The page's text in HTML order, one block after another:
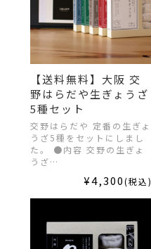
【送料無料】大阪 交
野はらだや生ぎょうざ
5種セット
交野はらだや 定番の生ぎょ
うざ5種をセットにしまし
た。 ●内容 交野の生ぎょ
うざ…
¥4,300(税込)